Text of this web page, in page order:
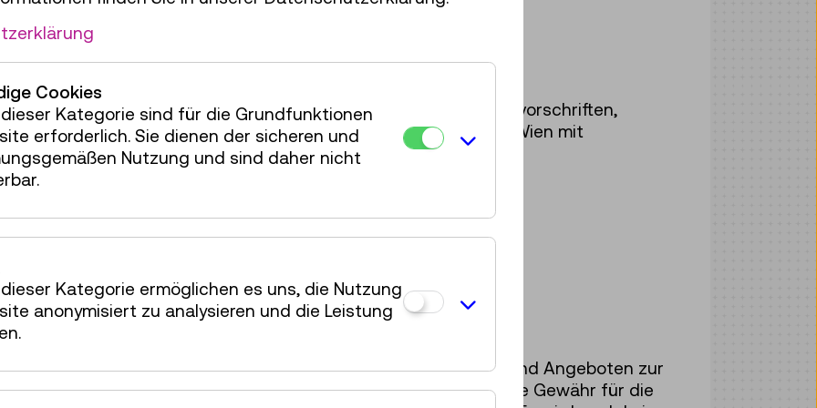
Mediathek unterliegt den einschlägigen Rechtsvorschriften,
und der Museumsordnung für das Technische Museum Wien mit
Ihnen auf dieser Website Informationen zu seinen Beständen und Angeboten zur
recherchieren und gewissenhaft überprüfen, können wir keine Gewähr für die
Cookies
Kategorie sind für die Grundfunktionen
erforderlich. Sie dienen der sicheren und
Nutzung und sind daher nicht
Kategorie ermöglichen es uns, die Nutzung
anonymisiert zu analysieren und die Leistung